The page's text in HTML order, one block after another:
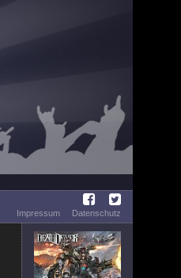
Impressum
Datenschutz